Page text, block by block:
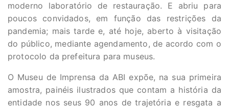
moderno laboratório de restauração. E abriu para
poucos convidados, em função das restrições da
pandemia; mais tarde e, até hoje, aberto à visitação
do público, mediante agendamento, de acordo com o
protocolo da prefeitura para museus.
O Museu de Imprensa da ABI expõe, na sua primeira
amostra, painéis ilustrados que contam a história da
entidade nos seus 90 anos de trajetória e resgata a